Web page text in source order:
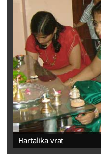
-
Hartalika vrat